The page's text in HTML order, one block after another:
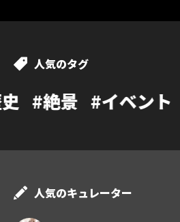
人気のタグ
ベント #熊本市 #
人気のキュレーター